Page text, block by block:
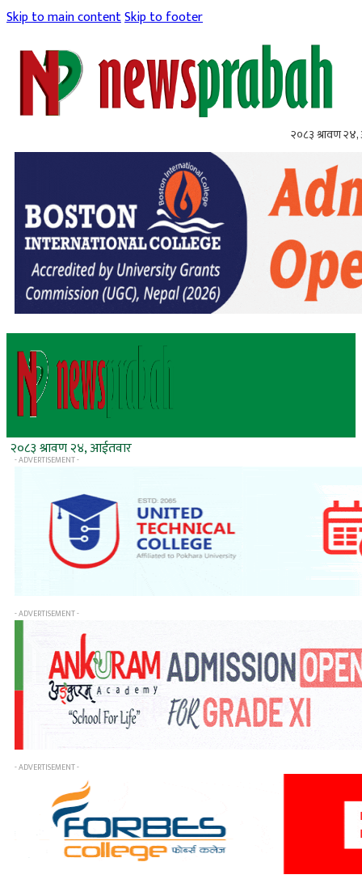
Skip to main contentSkip to footer
२०८३ श्रावण
२०८३ श्रावण २४, आईतवार
- ADVERTISEMENT -
- ADVERTISEMENT -
- ADVERTISEMENT -